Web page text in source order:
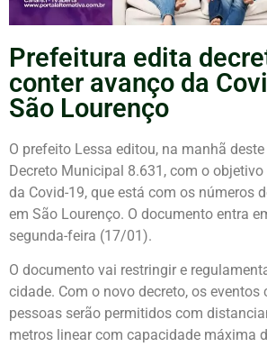
Prefeitura edita
conter avanço da
São Lourenço
O prefeito Lessa editou, na manhã
Decreto Municipal 8.631, com o
da Covid-19, que está com os números
em São Lourenço. O documento entra
segunda-feira (17/01).
O documento vai restringir e
cidade. Com o novo decreto, os eventos
pessoas serão permitidos com
metros linear com capacidade máxima